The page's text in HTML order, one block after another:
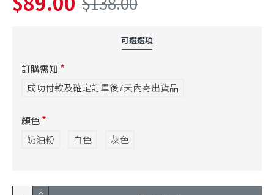
可選選項
訂購需知
成功付款及確定訂單後7天內寄出貨品
顏色
奶油粉
白色 灰色